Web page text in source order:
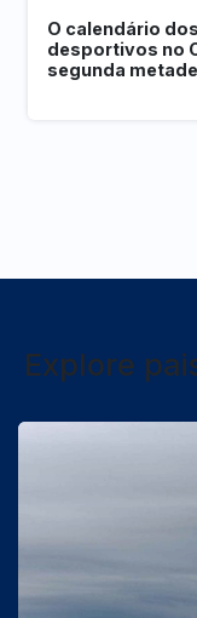
O calendário
desportivos no
segunda
Explore